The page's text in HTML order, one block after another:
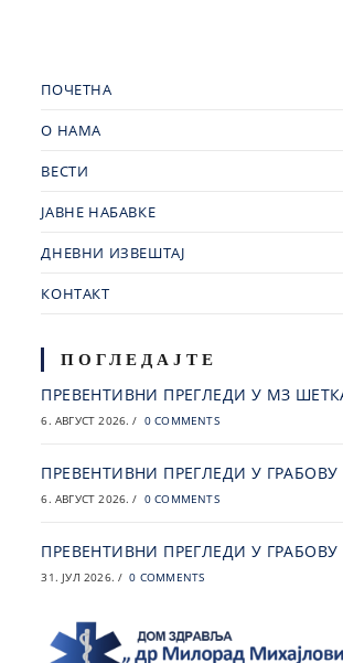
ПОЧЕТНА
О НАМА
ВЕСТИ
ЈАВНЕ НАБАВКЕ
ДНЕВНИ ИЗВЕШТАЈ
КОНТАКТ
ПОГЛЕДАЈТЕ
ПРЕВЕНТИВНИ ПРЕГЛЕДИ У МЗ
6. АВГУСТ 2026. / 0 COMMENTS
ПРЕВЕНТИВНИ ПРЕГЛЕДИ У ГРАБОВУ
6. АВГУСТ 2026. / 0 COMMENTS
ПРЕВЕНТИВНИ ПРЕГЛЕДИ У ГРАБОВУ
31. ЈУЛ 2026. / 0 COMMENTS